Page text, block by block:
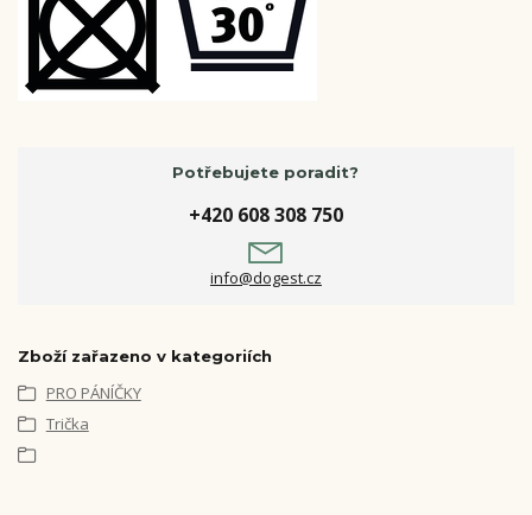
Potřebujete poradit?
+420 608 308 750
info@dogest.cz
Zboží zařazeno v kategoriích
PRO PÁNÍČKY
Trička